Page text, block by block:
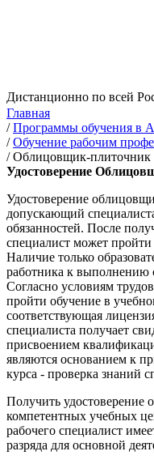
Дистанционно по всей
Главная
/Программы обучения в
/Обучение рабочим
/Облицовщик-плиточник
Удостоверение
Удостоверение
допускающий
обязанностей. После
специалист может
Наличие только
работника к выполнению
Согласно условиям
пройти обучение в
соответствующая
специалиста получает
присвоением
являются основанием к
курса - проверка знаний
Получить
компетентных учебных
рабочего специалист
разряда для основной